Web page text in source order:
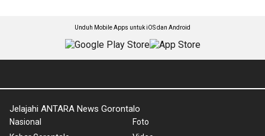
Unduh Mobile Apps untuk iOS dan Android
Jelajahi ANTARA News Gorontalo
Nasional
Foto